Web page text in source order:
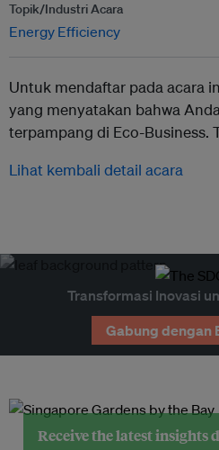
Topik/Industri Acara
Energy Efficiency
Untuk mendaftar pada acara
yang menyatakan bahwa
terpampang di Eco-Business.
Lihat kembali detail acara
Transformasi Inovasi
Gabung dengan
Receive the latest insights